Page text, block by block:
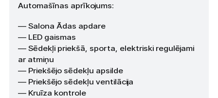
Automašīnas aprīkojums:
— Salona Ādas apdare
— LED gaismas
— Sēdekļi priekšā, sporta, elektriski regulējami
ar atmiņu
— Priekšējo sēdekļu apsilde
— Priekšējo sēdekļu ventilācija
— Kruīza kontrole